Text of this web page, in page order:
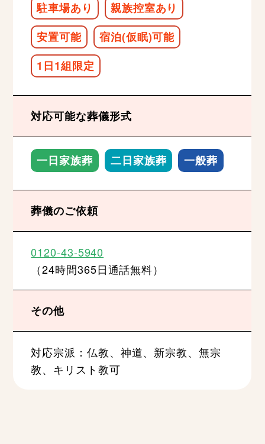
駐車場あり
親族控室あり
安置可能
宿泊(仮眠)可能
1日1組限定
対応可能な葬儀形式
一日家族葬 二日家族葬 一般葬
葬儀のご依頼
0120-43-5940
（24時間365日通話無料）
その他
対応宗派：仏教、神道、新宗教、無宗
教、キリスト教可